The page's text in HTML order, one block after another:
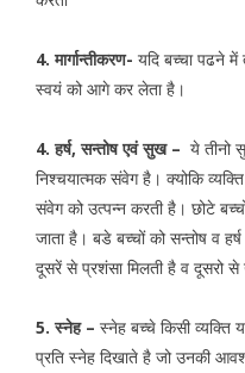
4. मार्गान्तीकरण- यदि बच्चा पढने
स्वयं को आगे कर लेता है।
4. हर्ष, सन्तोष एवं सुख – ये तीनो
निश्चयात्मक संवेग है। क्योकि
संवेग को उत्पन्न करती है। छोटे
जाता है। बडे बच्चों को सन्तोष व
दूसरें से प्रशंसा मिलती है व दूसरो से
5. स्नेह – स्नेह बच्चे किसी व्यक्ति
प्रति स्नेह दिखाते है जो उनकी